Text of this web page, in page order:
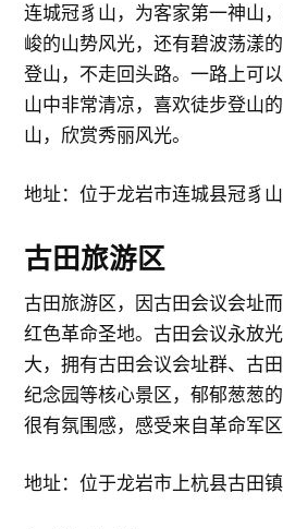
连城冠豸山，为客家第一神山
峻的山势风光，还有碧波荡漾
登山，不走回头路。一路上可
山中非常清凉，喜欢徒步登山
山，欣赏秀丽风光。
地址：位于龙岩市连城县冠豸
古田旅游区
古田旅游区，因古田会议会址
红色革命圣地。古田会议永放
大，拥有古田会议会址群、古
纪念园等核心景区，郁郁葱葱
很有氛围感，感受来自革命军区
地址：位于龙岩市上杭县古田